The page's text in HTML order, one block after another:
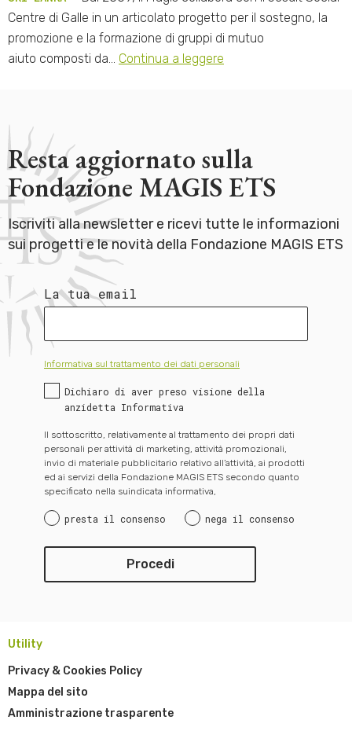
Centre di Galle in un articolato progetto per il sostegno, la
promozione e la formazione di gruppi di mutuo
aiuto composti da… Continua a leggere
Resta aggiornato sulla
Fondazione MAGIS ETS
Iscriviti alla newsletter e ricevi tutte le informazioni
sui progetti e le novità della Fondazione MAGIS ETS
La tua email
Informativa sul trattamento dei dati personali
Dichiaro di aver preso visione della
anzidetta Informativa
Il sottoscritto, relativamente al trattamento dei propri dati
personali per attività di marketing, attività promozionali,
invio di materiale pubblicitario relativo all’attività, ai prodotti
ed ai servizi della Fondazione MAGIS ETS secondo quanto
specificato nella suindicata informativa,
presta il consenso nega il consenso
Utility
Privacy & Cookies Policy
Mappa del sito
Amministrazione trasparente